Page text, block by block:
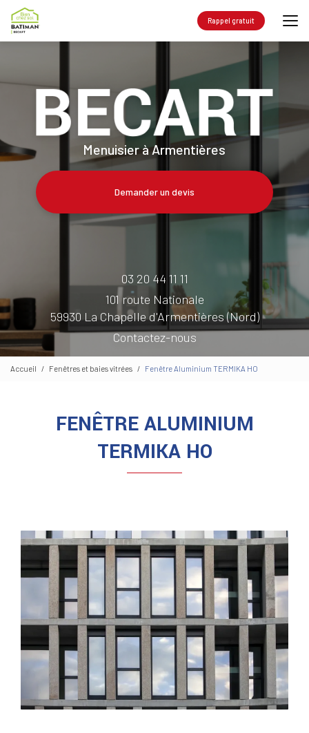
contenu
Rappel gratuit
Menuisier à Armentières
Demander un devis
03 20 44 11 11
101 route Nationale
59930 La Chapelle d'Armentières (Nord)
Contactez-nous
Accueil Fenêtres et baies vitrées Fenêtre Aluminium TERMIKA HO
FENÊTRE ALUMINIUM
TERMIKA HO